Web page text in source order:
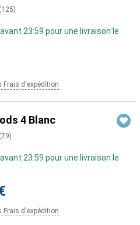
(125)
23:59 pour une livraison le
Frais d'expédition
4 Blanc
(79)
23:59 pour une livraison le
Frais d'expédition